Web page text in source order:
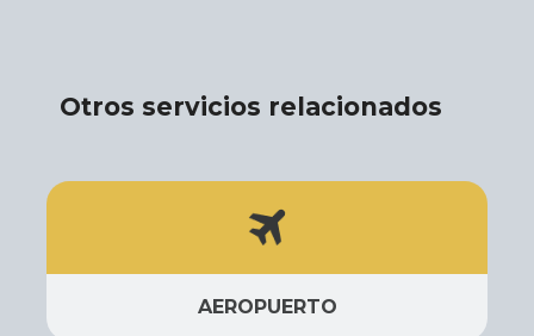
Otros servicios relacionados
AEROPUERTO